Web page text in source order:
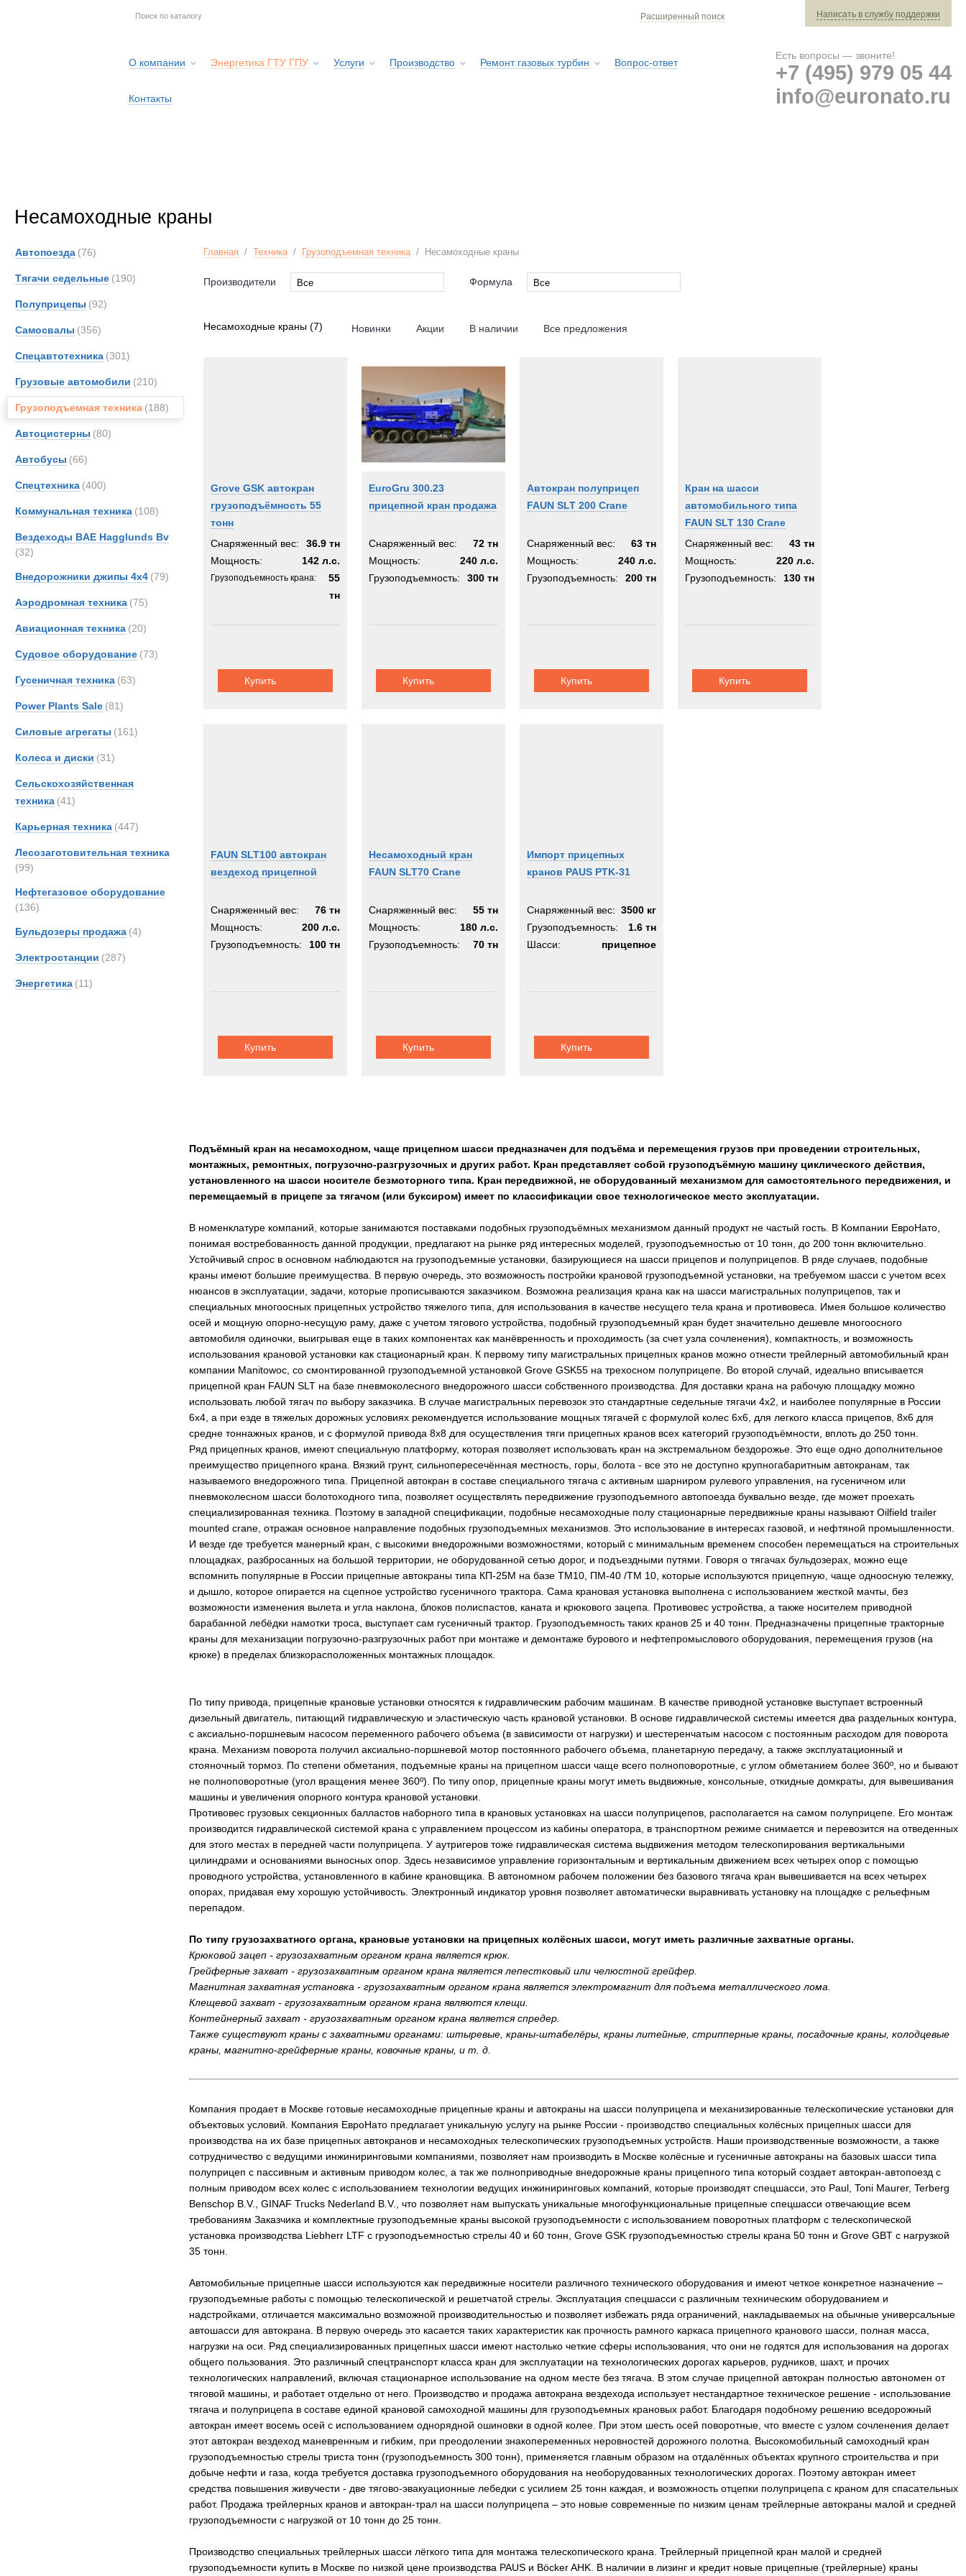
Расширенный поиск Написать в службу поддержки
О компании Энергетика ГТУ ГПУ Услуги Производство Ремонт газовых турбин Вопрос-ответ
Контакты
Есть вопросы — звоните!
+7 (495) 979 05 44
info@euronato.ru
Несамоходные краны
Автопоезда (76)
Тягачи седельные (190)
Полуприцепы (92)
Самосвалы (356)
Спецавтотехника (301)
Грузовые автомобили (210)
Грузоподъемная техника (188)
Автоцистерны (80)
Автобусы (66)
Спецтехника (400)
Коммунальная техника (108)
Вездеходы BAE Hagglunds Bv
(32)
Внедорожники джипы 4х4 (79)
Аэродромная техника (75)
Авиационная техника (20)
Судовое оборудование (73)
Гусеничная техника (63)
Power Plants Sale (81)
Силовые агрегаты (161)
Колеса и диски (31)
Сельскохозяйственная
техника (41)
Карьерная техника (447)
Лесозаготовительная техника
(99)
Нефтегазовое оборудование
(136)
Бульдозеры продажа (4)
Электростанции (287)
Энергетика (11)
Главная / Техника/ Грузоподъемная техника/ Несамоходные краны
Производители
Все
EuroGruAmici
Формула
Все
Несамоходные краны (7) Новинки Акции В наличии Все предложения
Grove GSK автокран
грузоподъёмность 55
тонн
Снаряженный вес:
36.9 тн
Мощность:
142 л.с.
Грузоподъемность крана:
55
тн
Купить
EuroGru 300.23
прицепной кран продажа
Снаряженный вес:
72 тн
Мощность:
240 л.с.
Грузоподъемность:
300 тн
Купить
Автокран полуприцеп
FAUN SLT 200 Crane
Снаряженный вес:
63 тн
Мощность:
240 л.с.
Грузоподъемность:
200 тн
Купить
Кран на шасси
автомобильного типа
FAUN SLT 130 Crane
Снаряженный вес:
43 тн
Мощность:
220 л.с.
Грузоподъемность:
130 тн
Купить
FAUN SLT100 автокран
вездеход прицепной
Снаряженный вес:
76 тн
Мощность:
200 л.с.
Грузоподъемность:
100 тн
Купить
Несамоходный кран
FAUN SLT70 Crane
Снаряженный вес:
55 тн
Мощность:
180 л.с.
Грузоподъемность:
70 тн
Купить
Импорт прицепных
кранов PAUS PTK-31
Снаряженный вес: 3500 кг
Грузоподъемность:
1.6 тн
Шасси:
прицепное
Купить
Подъёмный кран на несамоходном, чаще прицепном шасси предназначен для подъёма и перемещения грузов при проведении строительных,
монтажных, ремонтных, погрузочно-разгрузочных и других работ. Кран представляет собой грузоподъёмную машину циклического действия,
установленного на шасси носителе безмоторного типа. Кран передвижной, не оборудованный механизмом для самостоятельного передвижения, и
перемещаемый в прицепе за тягачом (или буксиром) имеет по классификации свое технологическое место эксплуатации.
В номенклатуре компаний, которые занимаются поставками подобных грузоподъёмных механизмом данный продукт не частый гость. В Компании ЕвроНато,
понимая востребованность данной продукции, предлагают на рынке ряд интересных моделей, грузоподъемностью от 10 тонн, до 200 тонн включительно.
Устойчивый спрос в основном наблюдаются на грузоподъемные установки, базирующиеся на шасси прицепов и полуприцепов. В ряде случаев, подобные
краны имеют большие преимущества. В первую очередь, это возможность постройки крановой грузоподъемной установки, на требуемом шасси с учетом всех
нюансов в эксплуатации, задачи, которые прописываются заказчиком. Возможна реализация крана как на шасси магистральных полуприцепов, так и
специальных многоосных прицепных устройство тяжелого типа, для использования в качестве несущего тела крана и противовеса. Имея большое количество
осей и мощную опорно-несущую раму, даже с учетом тягового устройства, подобный грузоподъемный кран будет значительно дешевле многоосного
автомобиля одиночки, выигрывая еще в таких компонентах как манёвренность и проходимость (за счет узла сочленения), компактность, и возможность
использования крановой установки как стационарный кран. К первому типу магистральных прицепных кранов можно отнести трейлерный автомобильный кран
компании Manitowoc, со смонтированной грузоподъемной установкой Grove GSK55 на трехосном полуприцепе. Во второй случай, идеально вписывается
прицепной кран FAUN SLT на базе пневмоколесного внедорожного шасси собственного производства. Для доставки крана на рабочую площадку можно
использовать любой тягач по выбору заказчика. В случае магистральных перевозок это стандартные седельные тягачи 4х2, и наиболее популярные в России
6х4, а при езде в тяжелых дорожных условиях рекомендуется использование мощных тягачей с формулой колес 6х6, для легкого класса прицепов, 8х6 для
средне тоннажных кранов, и с формулой привода 8х8 для осуществления тяги прицепных кранов всех категорий грузоподъёмности, вплоть до 250 тонн.
Ряд прицепных кранов, имеют специальную платформу, которая позволяет использовать кран на экстремальном бездорожье. Это еще одно дополнительное
преимущество прицепного крана. Вязкий грунт, сильнопересечённая местность, горы, болота - все это не доступно крупногабаритным автокранам, так
называемого внедорожного типа. Прицепной автокран в составе специального тягача с активным шарниром рулевого управления, на гусеничном или
пневмоколесном шасси болотоходного типа, позволяет осуществлять передвижение грузоподъемного автопоезда буквально везде, где может проехать
специализированная техника. Поэтому в западной спецификации, подобные несамоходные полу стационарные передвижные краны называют Oilfield trailer
mounted crane, отражая основное направление подобных грузоподъемных механизмов. Это использование в интересах газовой, и нефтяной промышленности.
И везде где требуется манерный кран, с высокими внедорожными возможностями, который с минимальным временем способен перемещаться на строительных
площадках, разбросанных на большой территории, не оборудованной сетью дорог, и подъездными путями. Говоря о тягачах бульдозерах, можно еще
вспомнить популярные в России прицепные автокраны типа КП-25М на базе ТМ10, ПМ-40 /ТМ 10, которые используются прицепную, чаще одноосную тележку,
и дышло, которое опирается на сцепное устройство гусеничного трактора. Сама крановая установка выполнена с использованием жесткой мачты, без
возможности изменения вылета и угла наклона, блоков полиспастов, каната и крюкового зацепа. Противовес устройства, а также носителем приводной
барабанной лебёдки намотки троса, выступает сам гусеничный трактор. Грузоподъемность таких кранов 25 и 40 тонн. Предназначены прицепные тракторные
краны для механизации погрузочно-разгрузочных работ при монтаже и демонтаже бурового и нефтепромыслового оборудования, перемещения грузов (на
крюке) в пределах близкорасположенных монтажных площадок.
По типу привода, прицепные крановые установки относятся к гидравлическим рабочим машинам. В качестве приводной установке выступает встроенный
дизельный двигатель, питающий гидравлическую и эластическую часть крановой установки. В основе гидравлической системы имеется два раздельных контура,
с аксиально-поршневым насосом переменного рабочего объема (в зависимости от нагрузки) и шестеренчатым насосом с постоянным расходом для поворота
крана. Механизм поворота получил аксиально-поршневой мотор постоянного рабочего объема, планетарную передачу, а также эксплуатационный и
стояночный тормоз. По степени обметания, подъемные краны на прицепном шасси чаще всего полноповоротные, с углом обметанием более 360º, но и бывают
не полноповоротные (угол вращения менее 360º). По типу опор, прицепные краны могут иметь выдвижные, консольные, откидные домкраты, для вывешивания
машины и увеличения опорного контура крановой установки.
Противовес грузовых секционных балластов наборного типа в крановых установках на шасси полуприцепов, располагается на самом полуприцепе. Его монтаж
производится гидравлической системой крана с управлением процессом из кабины оператора, в транспортном режиме снимается и перевозится на отведенных
для этого местах в передней части полуприцепа. У аутригеров тоже гидравлическая система выдвижения методом телескопирования вертикальными
цилиндрами и основаниями выносных опор. Здесь независимое управление горизонтальным и вертикальным движением всех четырех опор с помощью
проводного устройства, установленного в кабине крановщика. В автономном рабочем положении без базового тягача кран вывешивается на всех четырех
опорах, придавая ему хорошую устойчивость. Электронный индикатор уровня позволяет автоматически выравнивать установку на площадке с рельефным
перепадом.
По типу грузозахватного органа, крановые установки на прицепных колёсных шасси, могут иметь различные захватные органы.
Крюковой зацеп - грузозахватным органом крана является крюк.
Грейферные захват - грузозахватным органом крана является лепестковый или челюстной грейфер.
Магнитная захватная установка - грузозахватным органом крана является электромагнит для подъема металлического лома.
Клещевой захват - грузозахватным органом крана являются клещи.
Контейнерный захват - грузозахватным органом крана является спредер.
Также существуют краны с захватными органами: штыревые, краны-штабелёры, краны литейные, стрипперные краны, посадочные краны, колодцевые
краны, магнитно-грейферные краны, ковочные краны, и т. д.
Компания продает в Москве готовые несамоходные прицепные краны и автокраны на шасси полуприцепа и механизированные телескопические установки для
объектовых условий. Компания ЕвроНато предлагает уникальную услугу на рынке России - производство специальных колёсных прицепных шасси для
производства на их базе прицепных автокранов и несамоходных телескопических грузоподъемных устройств. Наши производственные возможности, а также
сотрудничество с ведущими инжиниринговыми компаниями, позволяет нам производить в Москве колёсные и гусеничные автокраны на базовых шасси типа
полуприцеп с пассивным и активным приводом колес, а так же полноприводные внедорожные краны прицепного типа который создает автокран-автопоезд с
полным приводом всех колес с использованием технологии ведущих инжиниринговых компаний, которые производят спецшасси, это Paul, Toni Maurer, Terberg
Benschop B.V., GINAF Trucks Nederland B.V., что позволяет нам выпускать уникальные многофункциональные прицепные спецшасси отвечающие всем
требованиям Заказчика и комплектные грузоподъемные краны высокой грузоподъемности с использованием поворотных платформ с телескопической
установка производства Liebherr LTF с грузоподъемностью стрелы 40 и 60 тонн, Grove GSK грузоподъемностью стрелы крана 50 тонн и Grove GBT с нагрузкой
35 тонн.
Автомобильные прицепные шасси используются как передвижные носители различного технического оборудования и имеют четкое конкретное назначение –
грузоподъемные работы с помощью телескопической и решетчатой стрелы. Эксплуатация спецшасси с различным техническим оборудованием и
надстройками, отличается максимально возможной производительностью и позволяет избежать ряда ограничений, накладываемых на обычные универсальные
автошасси для автокрана. В первую очередь это касается таких характеристик как прочность рамного каркаса прицепного кранового шасси, полная масса,
нагрузки на оси. Ряд специализированных прицепных шасси имеют настолько четкие сферы использования, что они не годятся для использования на дорогах
общего пользования. Это различный спецтранспорт класса кран для эксплуатации на технологических дорогах карьеров, рудников, шахт, и прочих
технологических направлений, включая стационарное использование на одном месте без тягача. В этом случае прицепной автокран полностью автономен от
тяговой машины, и работает отдельно от него. Производство и продажа автокрана вездехода использует нестандартное техническое решение - использование
тягача и полуприцепа в составе единой крановой самоходной машины для грузоподъемных крановых работ. Благодаря подобному решению вседорожный
автокран имеет восемь осей с использованием однорядной ошиновки в одной колее. При этом шесть осей поворотные, что вместе с узлом сочленения делает
этот автокран вездеход маневренным и гибким, при преодолении знакопеременных неровностей дорожного полотна. Высокомобильный самоходный кран
грузоподъемностью стрелы триста тонн (грузоподъемность 300 тонн), применяется главным образом на отдалённых объектах крупного строительства и при
добыче нефти и газа, когда требуется доставка грузоподъемного оборудования на необорудованных технологических дорогах. Поэтому автокран имеет
средства повышения живучести - две тягово-эвакуационные лебедки с усилием 25 тонн каждая, и возможность отцепки полуприцепа с краном для спасательных
работ. Продажа трейлерных кранов и автокран-трал на шасси полуприцепа – это новые современные по низким ценам трейлерные автокраны малой и средней
грузоподъемности с нагрузкой от 10 тонн до 25 тонн.
Производство специальных трейлерных шасси лёгкого типа для монтажа телескопического крана. Трейлерный прицепной кран малой и средней
грузоподъемности купить в Москве по низкой цене производства PAUS и Böcker AHK. В наличии в лизинг и кредит новые прицепные (трейлерные) краны